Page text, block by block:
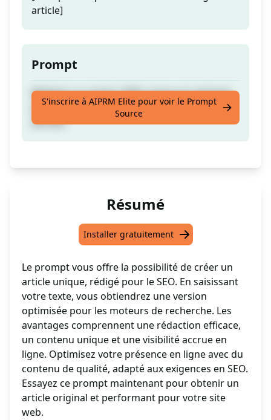
article]
Prompt
[Rédigez un article 100% unique et optimisé
pour le référencement à partir du texte
donné]
S'inscrire à AIPRM Elite pour voir le Prompt
Source
Résumé
Installer gratuitement
Le prompt vous offre la possibilité de créer un
article unique, rédigé pour le SEO. En saisissant
votre texte, vous obtiendrez une version
optimisée pour les moteurs de recherche. Les
avantages comprennent une rédaction efficace,
un contenu unique et une visibilité accrue en
ligne. Optimisez votre présence en ligne avec du
contenu de qualité, adapté aux exigences en SEO.
Essayez ce prompt maintenant pour obtenir un
article original et performant pour votre site
web.